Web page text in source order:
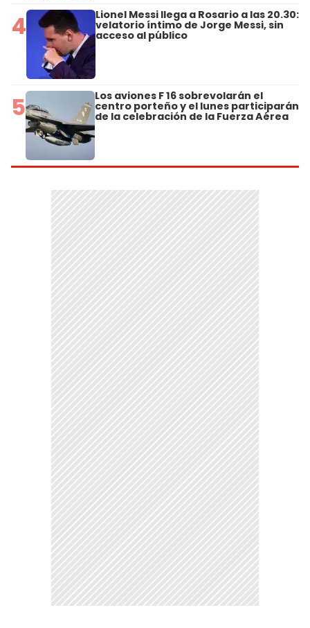
4 Lionel Messi llega a Rosario a las 20.30:
velatorio íntimo de Jorge Messi, sin
acceso al público
5 Los aviones F 16 sobrevolarán el
centro porteño y el lunes participarán
de la celebración de la Fuerza Aérea